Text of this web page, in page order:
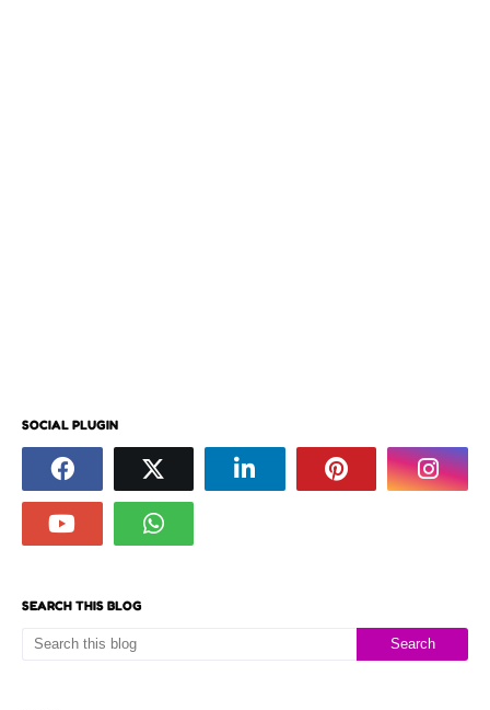
SOCIAL PLUGIN
SEARCH THIS BLOG